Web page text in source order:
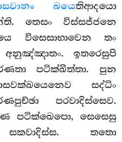
ඛයෙතිආදයො
තෙසං විස්සජ්ජනෙ
විසෙසාභාවෙන තං
ඉතරෙසුපි
පටික්ඛිත්තා. පුන
සද්ධිං
පරවාදිස්සෙව.
පටික්ඛෙපො, සෙසෙසු
තතො